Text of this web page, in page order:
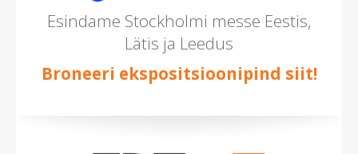
Esindame Stockholmi messe Eestis,
Lätis ja Leedus
Broneeri ekspositsioonipind siit!